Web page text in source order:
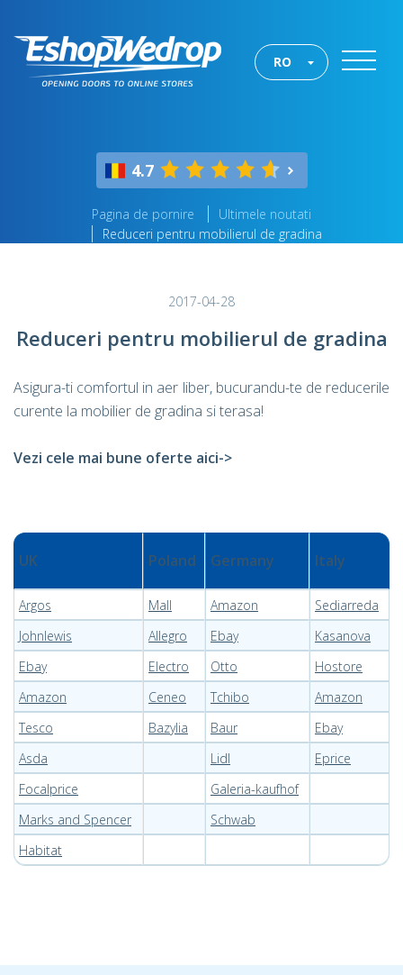
RO
4.7
Pagina de pornire
Ultimele noutati
Reduceri pentru mobilierul de gradina
2017-04-28
Reduceri pentru mobilierul de gradina
Asigura-ti comfortul in aer liber, bucurandu-te de reducerile
curente la mobilier de gradina si terasa!
Vezi cele mai bune oferte aici->
UK Poland Germany Italy
Argos Mall Amazon
Sediarreda
Johnlewis
Allegro Ebay
Kasanova
Ebay
Electro Otto
Hostore
Amazon
Ceneo Tchibo
Amazon
Tesco
Bazylia Baur
Ebay
Asda
Lidl
Eprice
Focalprice
Galeria-kaufhof
Marks and Spencer
Schwab
Habitat